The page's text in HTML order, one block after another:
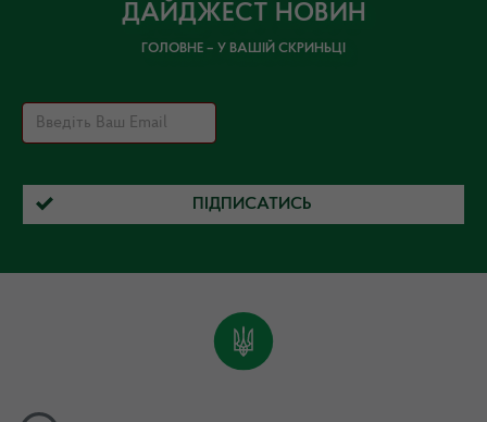
ДАЙДЖЕСТ НОВИН
ГОЛОВНЕ – У ВАШІЙ СКРИНЬЦІ
ПІДПИСАТИСЬ